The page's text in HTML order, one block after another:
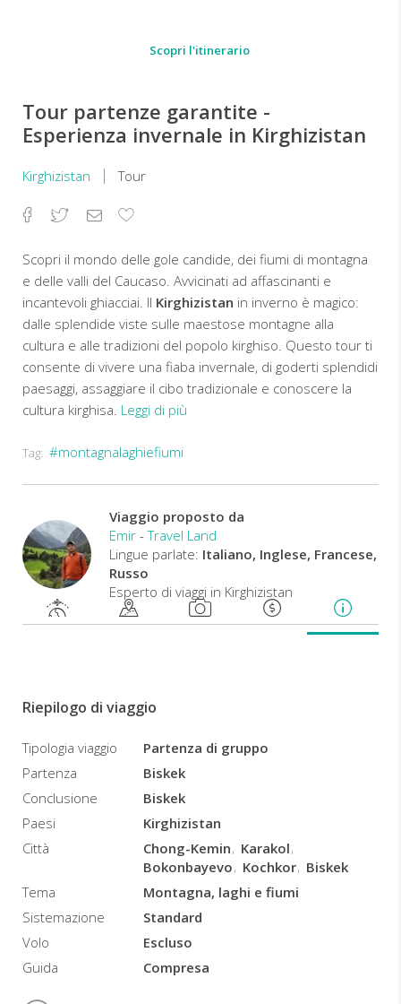
Scopri l'itinerario
Tour partenze garantite -
Esperienza invernale in Kirghizistan
Kirghizistan Tour
Facebook
TwitterEmailAggiungi
Scopri il mondo delle gole candide, dei fiumi di montagna
e delle valli del Caucaso. Avvicinati ad affascinanti e
incantevoli ghiacciai. Il Kirghizistan in inverno è magico:
dalle splendide viste sulle maestose montagne alla
cultura e alle tradizioni del popolo kirghiso. Questo tour ti
consente di vivere una fiaba invernale, di goderti splendidi
paesaggi, assaggiare il cibo tradizionale e conoscere la
cultura kirghisa. Leggi di più
Tag: #montagnalaghiefiumi
Viaggio proposto da
Emir -Travel Land
Lingue parlate: Italiano, Inglese, Francese,
Russo
Esperto di viaggi in Kirghizistan
Riepilogo di viaggio
Tipologia viaggio
Partenza di gruppo
Partenza
Biskek
Conclusione
Biskek
Paesi
Kirghizistan
Città
Chong-Kemin
Karakol
Bokonbayevo
Kochkor Biskek
Tema
Montagna, laghi e fiumi
Sistemazione
Standard
Volo
Escluso
Guida
Compresa